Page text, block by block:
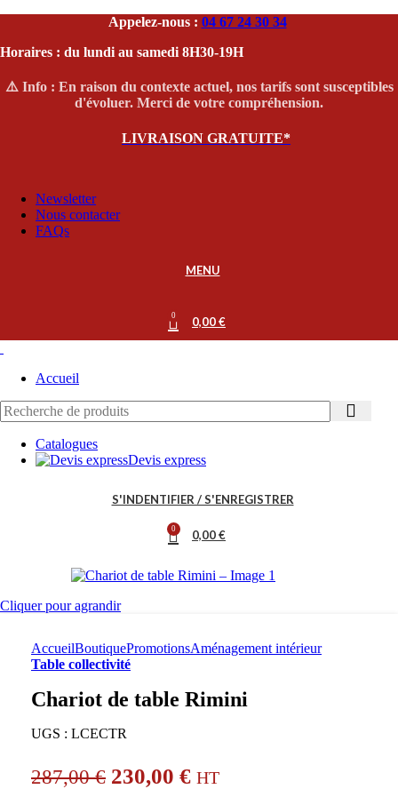
Appelez-nous : 04 67 24 30 34
Horaires : du lundi au samedi 8H30-19H
⚠️ Info : En raison du contexte actuel, nos tarifs sont susceptibles
d'évoluer. Merci de votre compréhension.
LIVRAISON GRATUITE*
Newsletter
Nous contacter
FAQs
MENU
0 0,00€
Accueil
Catalogues
Devis express
S'INDENTIFIER / S'ENREGISTRER
0 0,00€
Cliquer pour agrandir
AccueilBoutiquePromotionsAménagement intérieur
Table collectivité
Chariot de table Rimini
UGS : LCECTR
287,00€ 230,00 € HT